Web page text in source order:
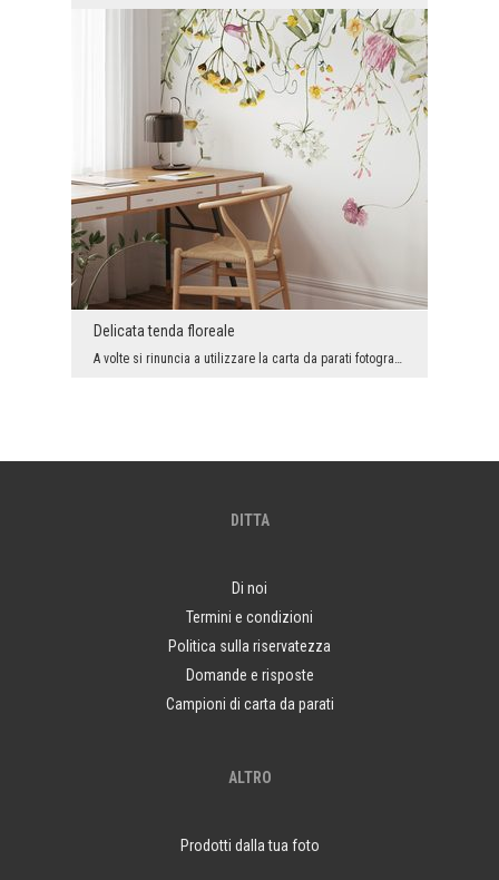
Delicata tenda floreale
A volte si rinuncia a utilizzare la carta da parati fotografica come decorazione principale degli...
DITTA
Di noi
Termini e condizioni
Politica sulla riservatezza
Domande e risposte
Campioni di carta da parati
ALTRO
Prodotti dalla tua foto